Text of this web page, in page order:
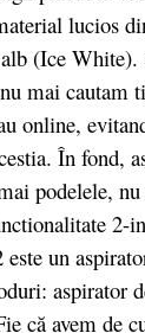
lucios
(Ice White).
mai cautam
online,
În fond,
podelele,
2-
un
aspirator
că avem de